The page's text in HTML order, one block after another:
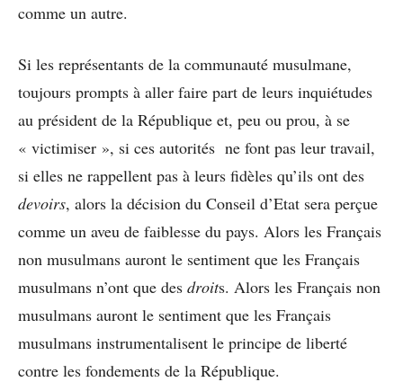
comme un autre.
Si les représentants de la communauté musulmane,
toujours prompts à aller faire part de leurs inquiétudes
au président de la République et, peu ou prou, à se
« victimiser », si ces autorités ne font pas leur travail,
si elles ne rappellent pas à leurs fidèles qu’ils ont des
devoirs, alors la décision du Conseil d’Etat sera perçue
comme un aveu de faiblesse du pays. Alors les Français
non musulmans auront le sentiment que les Français
musulmans n’ont que des droits. Alors les Français non
musulmans auront le sentiment que les Français
musulmans instrumentalisent le principe de liberté
contre les fondements de la République.